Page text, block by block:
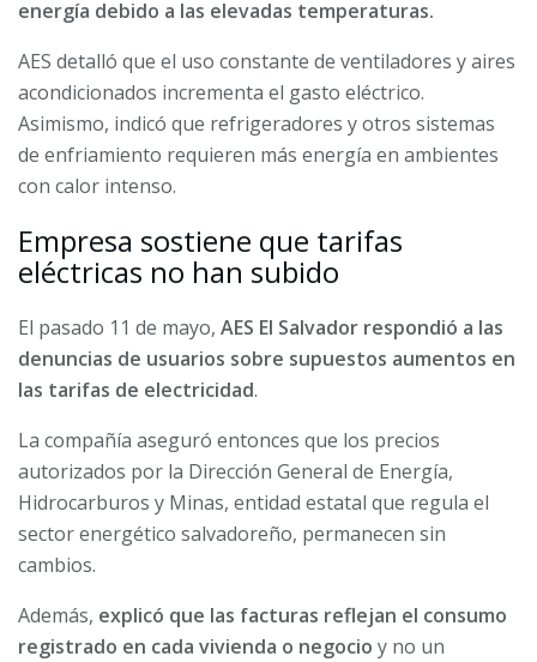
energía debido a las elevadas temperaturas.
AES detalló que el uso constante de ventiladores y aires
acondicionados incrementa el gasto eléctrico.
Asimismo, indicó que refrigeradores y otros sistemas
de enfriamiento requieren más energía en ambientes
con calor intenso.
Empresa sostiene que tarifas
eléctricas no han subido
El pasado 11 de mayo, AES El Salvador respondió a las
denuncias de usuarios sobre supuestos aumentos en
las tarifas de electricidad.
La compañía aseguró entonces que los precios
autorizados por la Dirección General de Energía,
Hidrocarburos y Minas, entidad estatal que regula el
sector energético salvadoreño, permanecen sin
cambios.
Además, explicó que las facturas reflejan el consumo
registrado en cada vivienda o negocio y no un